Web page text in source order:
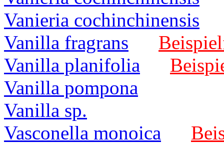
Vanieria cochinchinensis
Vanilla fragrans
Vanilla planifolia
Vanilla pompona
Vanilla sp.
Vasconella monoica